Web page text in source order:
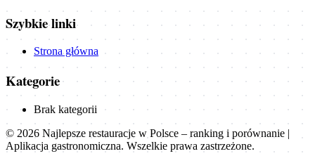
Szybkie linki
Strona główna
Kategorie
Brak kategorii
© 2026 Najlepsze restauracje w Polsce – ranking i porównanie |
Aplikacja gastronomiczna. Wszelkie prawa zastrzeżone.